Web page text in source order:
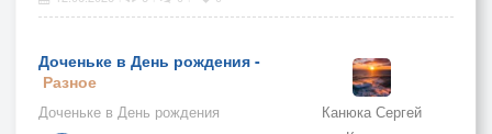
Доченьке в День рождения -
Разное
Доченьке в День рождения
Канюка Сергей